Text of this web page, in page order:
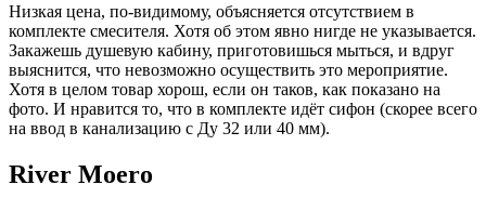
Низкая цена, по-видимому, объясняется отсутствием в
комплекте смесителя. Хотя об этом явно нигде не указывается.
Закажешь душевую кабину, приготовишься мыться, и вдруг
выяснится, что невозможно осуществить это мероприятие.
Хотя в целом товар хорош, если он таков, как показано на
фото. И нравится то, что в комплекте идёт сифон (скорее всего
на ввод в канализацию с Ду 32 или 40 мм).
River Moero